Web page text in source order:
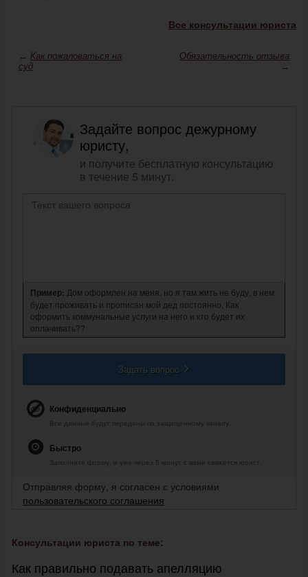
Все консультации юриста
← Как пожаловаться на
суд
Обязательность отзыва
→
Задайте вопрос дежурному
юристу,
и получите бесплатную консультацию
в течение 5 минут.
Пример: Дом оформлен на меня, но я там жить не буду, в нем
будет проживать и прописан мой дед постоянно. Как
оформить коммунальные услуги на него и кто будет их
оплачивать??
Задать вопрос
Конфиденциально
Все данные будут переданы по защищенному каналу.
Быстро
Заполните форму, и уже через 5 минут с вами свяжется юрист.
Отправляя форму, я согласен с условиями
пользовательского соглашения
Консультации юриста по теме:
Как правильно подавать апелляцию